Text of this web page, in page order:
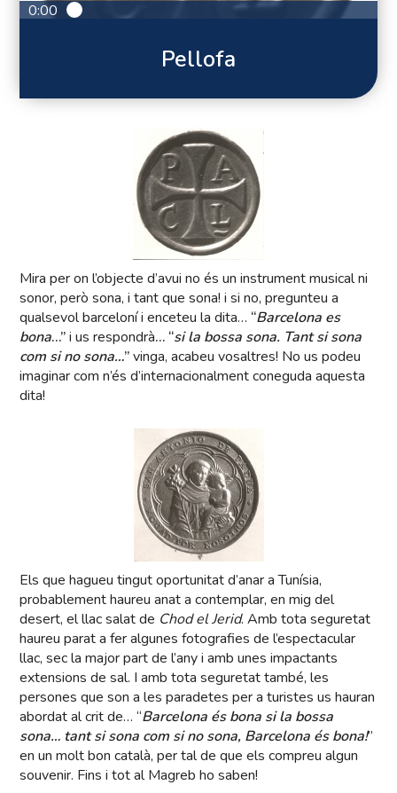
0:00
Pellofa
Mira per on l’objecte d’avui no és un instrument musical ni
sonor, però sona, i tant que sona! i si no, pregunteu a
qualsevol barceloní i enceteu la dita… “Barcelona es
bona…”i us respondrà… “si la bossa sona. Tant si sona
com si no sona…”vinga, acabeu vosaltres! No us podeu
imaginar com n’és d’internacionalment coneguda aquesta
dita!
Els que hagueu tingut oportunitat d’anar a Tunísia,
probablement haureu anat a contemplar, en mig del
desert, el llac salat de Chodel Jerid. Amb tota seguretat
haureu parat a fer algunes fotografies de l’espectacular
llac, sec la major part de l’any i amb unes impactants
extensions de sal. I amb tota seguretat també, les
persones que son a les paradetes per a turistes us hauran
abordat al crit de… “Barcelona és bona si la bossa
sona… tant si sona com si no sona, Barcelona és bona!”
en un molt bon català, per tal de que els compreu algun
souvenir. Fins i tot al Magreb ho saben!